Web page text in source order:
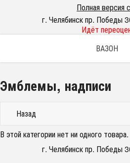
Полная версия
г. Челябинск пр. Победы
Идёт
ВАЗОН
Эмблемы, надписи
Назад
В этой категории нет ни одного товара.
г. Челябинск пр. Победы